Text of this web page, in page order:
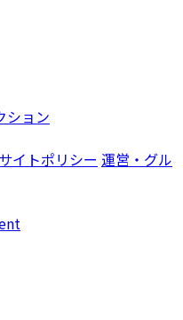
ション
サイトポリシー 運営・グル